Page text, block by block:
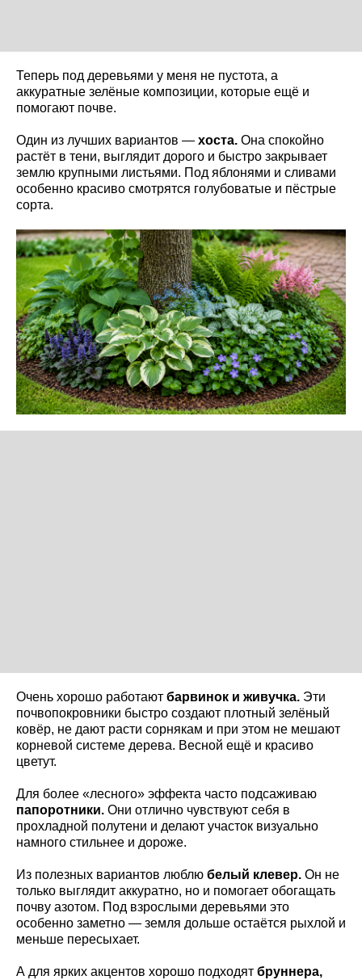
Теперь под деревьями у меня не пустота, а
аккуратные зелёные композиции, которые ещё и
помогают почве.
Один из лучших вариантов — хоста. Она спокойно
растёт в тени, выглядит дорого и быстро закрывает
землю крупными листьями. Под яблонями и сливами
особенно красиво смотрятся голубоватые и пёстрые
сорта.
Очень хорошо работают барвинок и живучка. Эти
почвопокровники быстро создают плотный зелёный
ковёр, не дают расти сорнякам и при этом не мешают
корневой системе дерева. Весной ещё и красиво
цветут.
Для более «лесного» эффекта часто подсаживаю
папоротники. Они отлично чувствуют себя в
прохладной полутени и делают участок визуально
намного стильнее и дороже.
Из полезных вариантов люблю белый клевер. Он не
только выглядит аккуратно, но и помогает обогащать
почву азотом. Под взрослыми деревьями это
особенно заметно — земля дольше остаётся рыхлой и
меньше пересыхает.
А для ярких акцентов хорошо подходят бруннера,